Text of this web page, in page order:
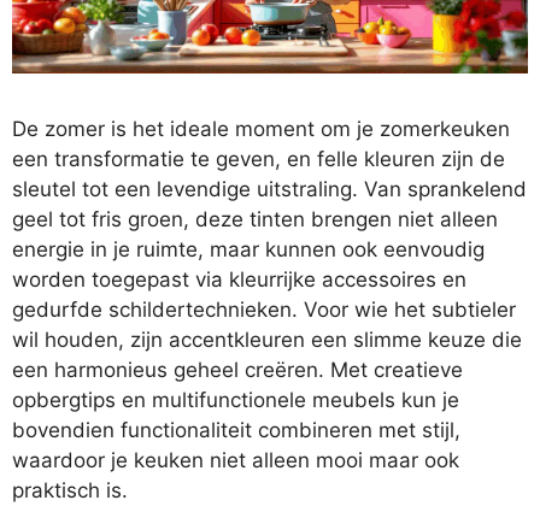
De zomer is het ideale moment om je zomerkeuken
een transformatie te geven, en felle kleuren zijn de
sleutel tot een levendige uitstraling. Van sprankelend
geel tot fris groen, deze tinten brengen niet alleen
energie in je ruimte, maar kunnen ook eenvoudig
worden toegepast via kleurrijke accessoires en
gedurfde schildertechnieken. Voor wie het subtieler
wil houden, zijn accentkleuren een slimme keuze die
een harmonieus geheel creëren. Met creatieve
opbergtips en multifunctionele meubels kun je
bovendien functionaliteit combineren met stijl,
waardoor je keuken niet alleen mooi maar ook
praktisch is.